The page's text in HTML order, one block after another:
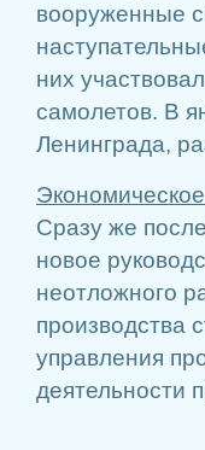
вооруженные
них
самолетов. В
Ленинграда,
Сразу же
новое
неотложного
производства
управления
деятельности